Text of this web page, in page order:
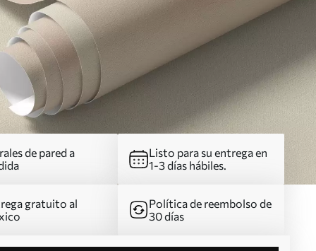
de pared a
Listo para su entrega en
1-3 días hábiles.
gratuito al
Política de reembolso de
30 días